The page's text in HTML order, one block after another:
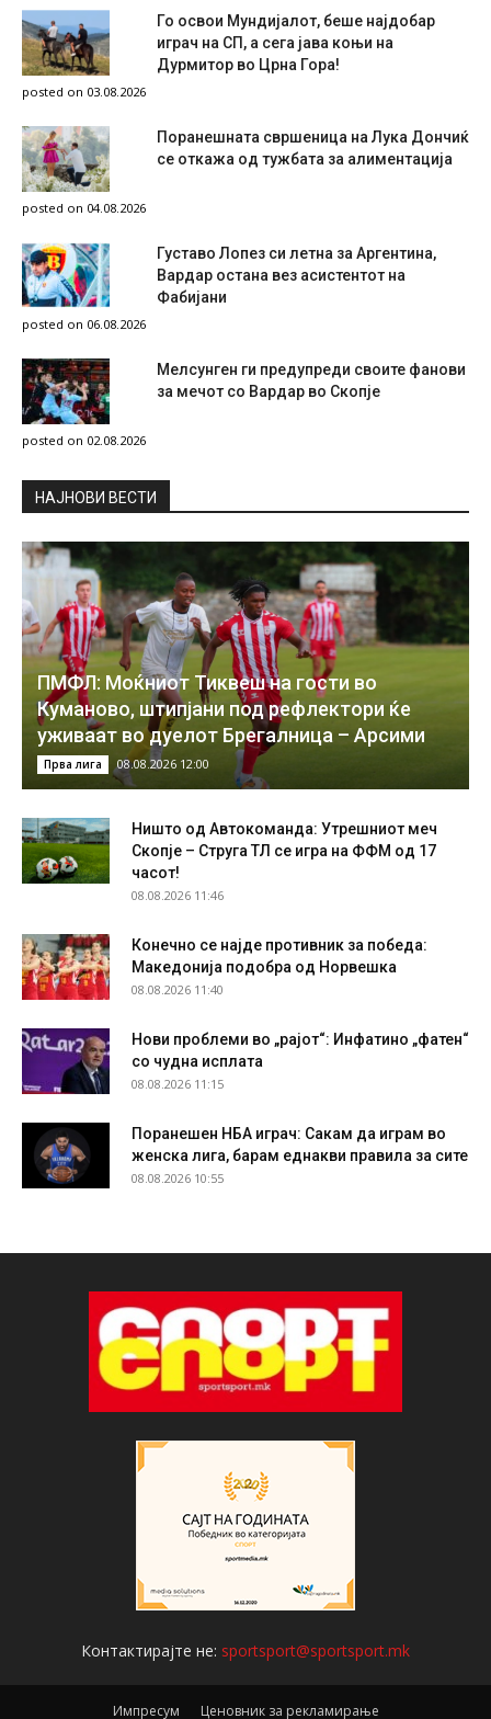
Го освои Мундијалот, беше најдобар
играч на СП, а сега јава коњи на
Дурмитор во Црна Гора!
posted on 03.08.2026
Поранешната свршеница на Лука Дончиќ
се откажа од тужбата за алиментација
posted on 04.08.2026
Густаво Лопез си летна за Аргентина,
Вардар остана вез асистентот на
Фабијани
posted on 06.08.2026
Мелсунген ги предупреди своите фанови
за мечот со Вардар во Скопје
posted on 02.08.2026
НAЈНОВИ ВЕСТИ
ПМФЛ: Моќниот Тиквеш на гости во
Куманово, штипјани под рефлектори ќе
уживаат во дуелот Брегалница – Арсими
Прва лига 08.08.2026 12:00
Ништо од Автокоманда: Утрешниот меч
Скопје – Струга ТЛ се игра на ФФМ од 17
часот!
08.08.2026 11:46
Конечно се најде противник за победа:
Македонија подобра од Норвешка
08.08.2026 11:40
Нови проблеми во „рајот“: Инфатино „фатен“
со чудна исплата
08.08.2026 11:15
Поранешен НБА играч: Сакам да играм во
женска лига, барам еднакви правила за сите
08.08.2026 10:55
Контактирајте не: sportsport@sportsport.mk
Импресум Ценовник за рекламирање